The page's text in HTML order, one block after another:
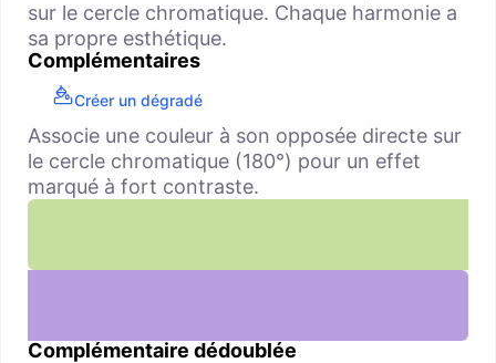
sur le cercle chromatique. Chaque harmonie a
sa propre esthétique.
Complémentaires
Créer un dégradé
Associe une couleur à son opposée directe sur
le cercle chromatique (180°) pour un effet
marqué à fort contraste.
Complémentaire dédoublée